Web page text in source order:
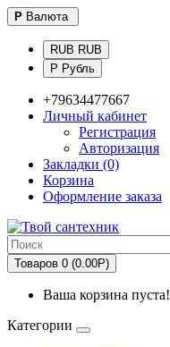
Р Валюта
RUB RUB
Р Рубль
+79634477667
Личный кабинет
Регистрация
Авторизация
Закладки (0)
Корзина
Оформление заказа
Товаров 0 (0.00Р)
Ваша корзина пуста!
Категории